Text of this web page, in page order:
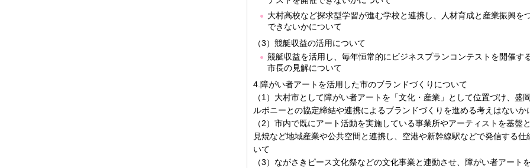
大村高校など探求型学習が進む学校と連携し、人材育成と産業振興を
できないかについて
（3）競艇収益の活用について
競艇収益を活用し、毎年恒常的にビジネスプランコンテストを開催す
市長の見解について
4.障がい者アートを活用した市のブランドづくりについて
（1）大村市として障がい者アートを「文化・産業」として位置づけ、盛
ルボニーとの協定締結や連携によるブランドづくりを進める考えはないか
（2）市内で既にアート活動を実施している事業所やアーティストを基盤
見焼など地域産業や公共空間と連携し、空港や新幹線駅などで発信する仕
いて
（3）ながさきピース文化祭などの文化事業と連動させ、障がい者アート